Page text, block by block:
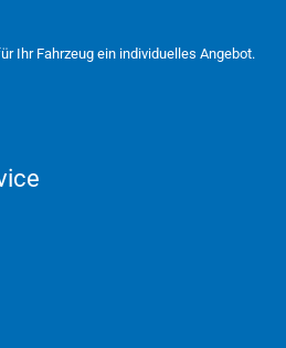
Ihr Fahrzeug ein individuelles Angebot.